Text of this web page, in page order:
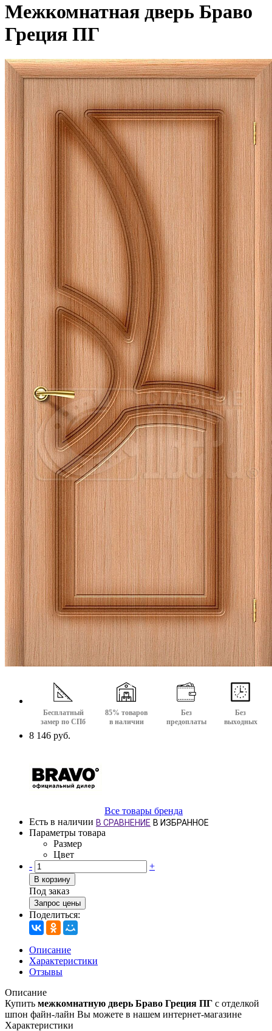
Межкомнатная дверь Браво
Греция ПГ
Бесплатный
замер по СПб
85% товаров
в наличии
Без
предоплаты
Без
выходных
8 146 руб.
Все товары бренда
Есть в наличии В СРАВНЕНИЕ В ИЗБРАННОЕ
Параметры товара
Размер
Цвет
-
+
В корзину
Под заказ
Запрос цены
Поделиться:
Описание
Характеристики
Отзывы
Описание
Купить межкомнатную дверь Браво Греция ПГ с отделкой
шпон файн-лайн Вы можете в нашем интернет-магазине
Характеристики